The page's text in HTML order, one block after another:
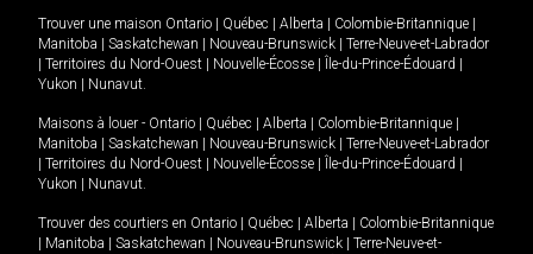
Trouver une maison Ontario Québec Alberta Colombie-Britannique
Manitoba
Saskatchewan Nouveau-Brunswick
Terre-Neuve-et-Labrador
Territoires du Nord-Ouest Nouvelle-Écosse Île-du-Prince-Édouard
Yukon
Nunavut.
Maisons à louer - Ontario Québec Alberta Colombie-Britannique
Manitoba
Saskatchewan Nouveau-Brunswick
Terre-Neuve-et-Labrador
Territoires du Nord-Ouest Nouvelle-Écosse Île-du-Prince-Édouard
Yukon
Nunavut.
Trouver des courtiers en Ontario Québec Alberta
Colombie-Britannique
Manitoba Saskatchewan Nouveau-Brunswick
Terre-Neuve-et-